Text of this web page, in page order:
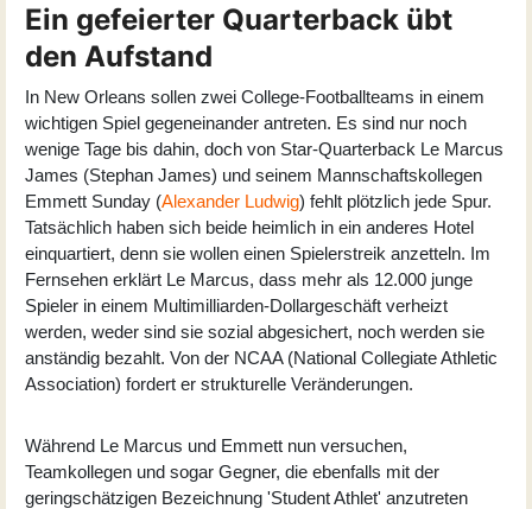
Ein gefeierter Quarterback übt
den Aufstand
In New Orleans sollen zwei College-Footballteams in einem
wichtigen Spiel gegeneinander antreten. Es sind nur noch
wenige Tage bis dahin, doch von Star-Quarterback Le Marcus
James (Stephan James) und seinem Mannschaftskollegen
Emmett Sunday (Alexander Ludwig) fehlt plötzlich jede Spur.
Tatsächlich haben sich beide heimlich in ein anderes Hotel
einquartiert, denn sie wollen einen Spielerstreik anzetteln. Im
Fernsehen erklärt Le Marcus, dass mehr als 12.000 junge
Spieler in einem Multimilliarden-Dollargeschäft verheizt
werden, weder sind sie sozial abgesichert, noch werden sie
anständig bezahlt. Von der NCAA (National Collegiate Athletic
Association) fordert er strukturelle Veränderungen.
Während Le Marcus und Emmett nun versuchen,
Teamkollegen und sogar Gegner, die ebenfalls mit der
geringschätzigen Bezeichnung 'Student Athlet' anzutreten